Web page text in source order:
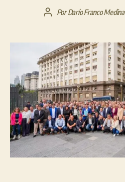
Autor
entrada
PorDarío Franco Medina